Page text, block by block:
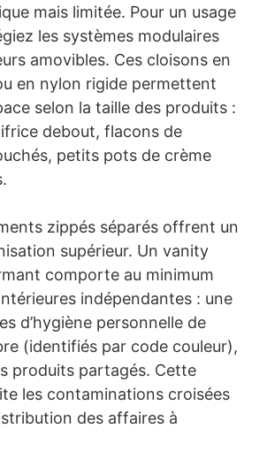
mais limitée. Pour un usage
les systèmes modulaires
amovibles. Ces cloisons en
en nylon rigide permettent
selon la taille des produits :
debout, flacons de
petits pots de crème
zippés séparés offrent un
supérieur. Un vanity
comporte au minimum
indépendantes : une
d’hygiène personnelle de
(identifiés par code couleur),
produits partagés. Cette
les contaminations croisées
des affaires à